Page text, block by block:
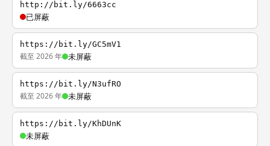
http://bit.ly/6663cc
已屏蔽
https://bit.ly/GC5mV1
截至 2026 年 未屏蔽
https://bit.ly/N3ufRO
截至 2026 年 未屏蔽
https://bit.ly/KhDUnK
未屏蔽